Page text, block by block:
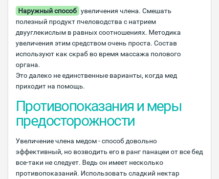
Наружный способ увеличения члена. Смешать
полезный продукт пчеловодства с натрием
двууглекислым в равных соотношениях. Методика
увеличения этим средством очень проста. Состав
используют как скраб во время массажа полового
органа.
Это далеко не единственные варианты, когда мед
приходит на помощь.
Противопоказания и меры
предосторожности
Увеличение члена медом - способ довольно
эффективный, но возводить его в ранг панацеи от все бед
все-таки не следует. Ведь он имеет несколько
противопоказаний. Использовать сладкий нектар